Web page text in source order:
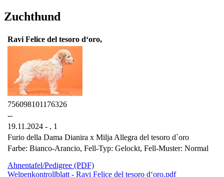
Zuchthund
Ravi Felice del tesoro d‘oro,
756098101176326
--
19.11.2024 - , 1
Furio della Dama Dianira x Milja Allegra del tesoro d`oro
Farbe: Bianco-Arancio, Fell-Typ: Gelockt, Fell-Muster: Normal
Ahnentafel/Pedigree (PDF)
Welpenkontrollblatt - Ravi Felice del tesoro d‘oro.pdf